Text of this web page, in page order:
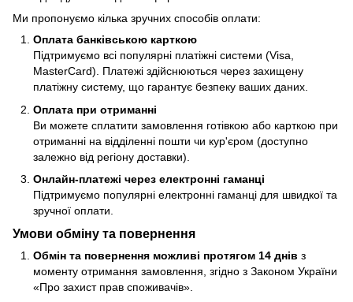
Ми пропонуємо кілька зручних способів оплати:
Оплата банківською карткою
Підтримуємо всі популярні платіжні системи (Visa,
MasterCard). Платежі здійснюються через захищену
платіжну систему, що гарантує безпеку ваших даних.
Оплата при отриманні
Ви можете сплатити замовлення готівкою або карткою при
отриманні на відділенні пошти чи кур'єром (доступно
залежно від регіону доставки).
Онлайн-платежі через електронні гаманці
Підтримуємо популярні електронні гаманці для швидкої та
зручної оплати.
Умови обміну та повернення
Обмін та повернення можливі протягом 14 днів з
моменту отримання замовлення, згідно з Законом України
«Про захист прав споживачів».